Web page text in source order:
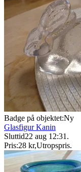
Badge på objektet:Ny
Glasfigur Kanin
Sluttid22 aug 12:31 .
Pris:28 kr,Utropspris.